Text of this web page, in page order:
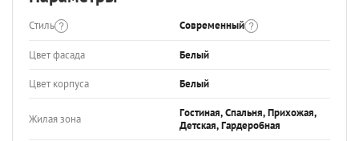
Стиль Современный
Цвет фасада Белый
Цвет корпуса Белый
Жилая зона
Гостиная, Спальня, Прихожая,
Детская, Гардеробная